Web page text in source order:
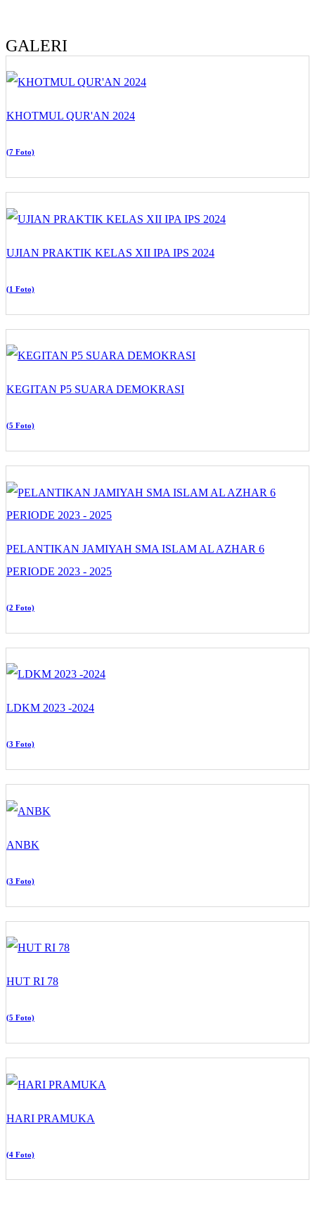
GALERI
KHOTMUL QUR'AN 2024
(7 Foto)
UJIAN PRAKTIK KELAS XII IPA IPS 2024
(1 Foto)
KEGITAN P5 SUARA DEMOKRASI
(5 Foto)
PELANTIKAN JAMIYAH SMA ISLAM AL AZHAR 6
PERIODE 2023 - 2025
(2 Foto)
LDKM 2023 -2024
(3 Foto)
ANBK
(3 Foto)
HUT RI 78
(5 Foto)
HARI PRAMUKA
(4 Foto)